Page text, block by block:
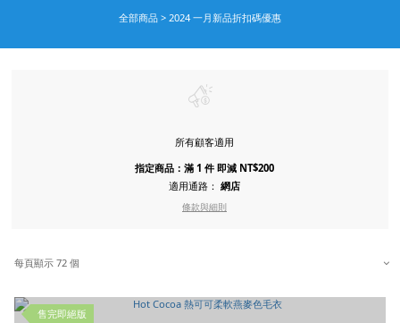
全部商品 > 2024 一月新品折扣碼優惠
所有顧客適用
指定商品：滿 1 件 即減 NT$200
適用通路： 網店
條款與細則
每頁顯示 72 個
售完即絕版